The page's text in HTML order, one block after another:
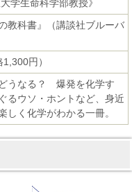
学生命科学部教授》
教科書』（講談社ブルーバ
円）
うなる？ 爆発を化学す
るウソ・ホントなど、身近
しく化学がわかる一冊。